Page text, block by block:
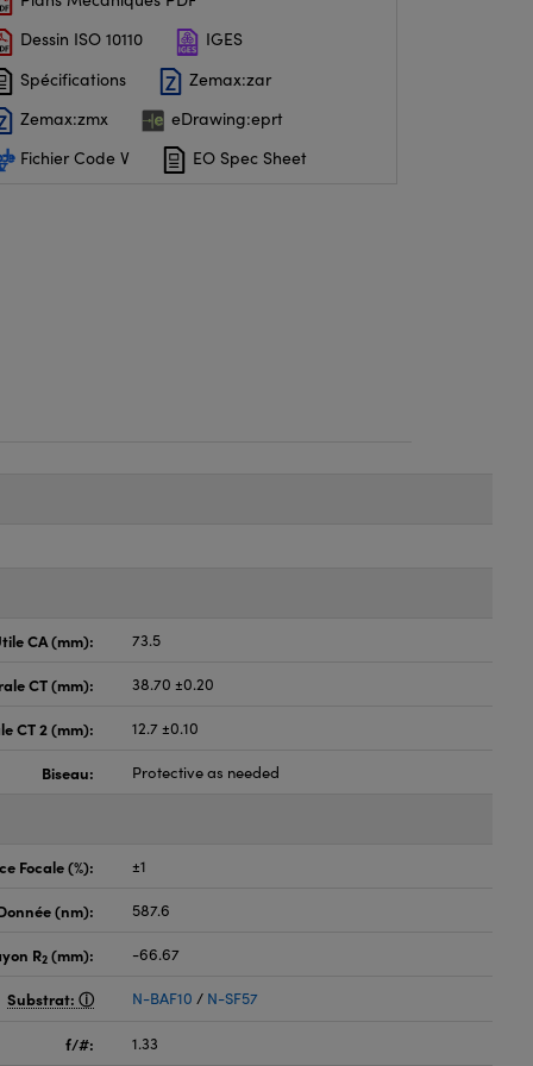
Dessin ISO 10110
IGES
Spécifications
Zemax:zar
Zemax:zmx
eDrawing:eprt
Fichier Code V
EO Spec Sheet
CA (mm): 73.5
CT (mm): 38.70 ±0.20
CT 2 (mm): 12.7 ±0.10
Biseau: Protective as needed
Focale (%): ±1
(nm): 587.6
R2 (mm): -66.67
Substrat: N-BAF10 / N-SF57
f/#: 1.33